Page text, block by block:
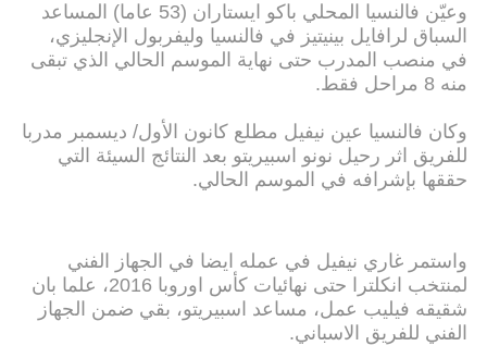
وعيّن فالنسيا المحلي باكو ايستاران (53 عاما) المساعد
السباق لرافايل بينيتيز في فالنسيا وليفربول الإنجليزي،
في منصب المدرب حتى نهاية الموسم الحالي الذي تبقى
منه 8 مراحل فقط.
وكان فالنسيا عين نيفيل مطلع كانون الأول/ ديسمبر مدربا
للفريق اثر رحيل نونو اسبيريتو بعد النتائج السيئة التي
حققها بإشرافه في الموسم الحالي.
واستمر غاري نيفيل في عمله ايضا في الجهاز الفني
لمنتخب انكلترا حتى نهائيات كأس اوروبا 2016، علما بان
شقيقه فيليب عمل، مساعد اسبيريتو، بقي ضمن الجهاز
الفني للفريق الاسباني.